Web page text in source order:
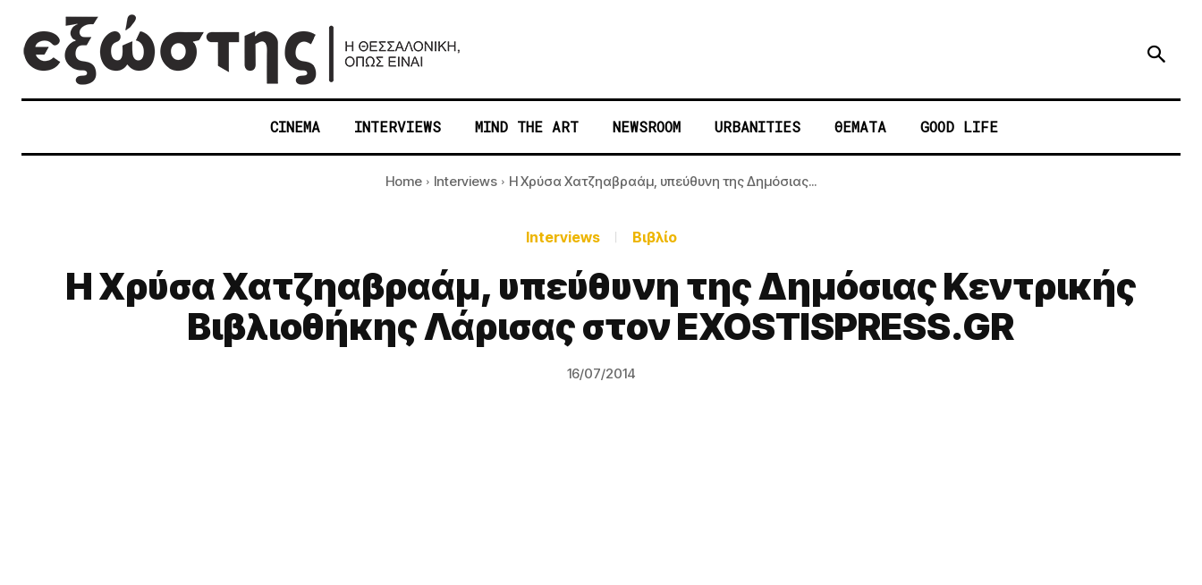
CINEMA INTERVIEWS MIND THE ART NEWSROOM URBANITIES ΘΕΜΑΤΑ GOOD LIFE
Home Interviews Η Χρύσα Χατζηαβραάμ, υπεύθυνη της Δημόσιας...
Interviews Βιβλίο
Η Χρύσα Χατζηαβραάμ, υπεύθυνη της Δημόσιας Κεντρικής
Βιβλιοθήκης Λάρισας στον EXOSTISPRESS.GR
16/07/2014